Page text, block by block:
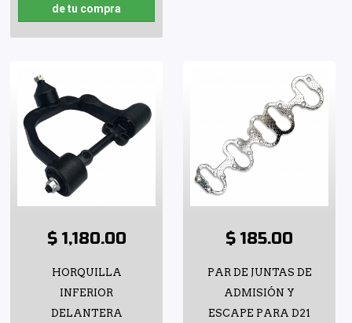
de tu compra
$ 1,180.00
HORQUILLA
INFERIOR
DELANTERA
$ 185.00
PAR DE JUNTAS DE
ADMISIÓN Y
ESCAPE PARA D21